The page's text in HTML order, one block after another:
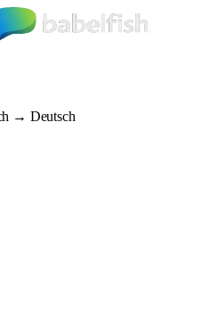
→ Deutsch